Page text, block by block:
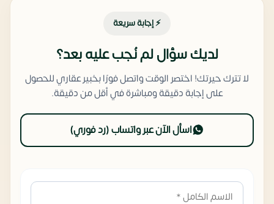
⚡ إجابة سريعة
لديك سؤال لم نُجب عليه بعد؟
لا تترك حيرتك! اختصر الوقت واتصل فورًا بخبير عقاري للحصول
على إجابة دقيقة ومباشرة في أقل من دقيقة.
اسأل الآن عبر واتساب (رد فوري)